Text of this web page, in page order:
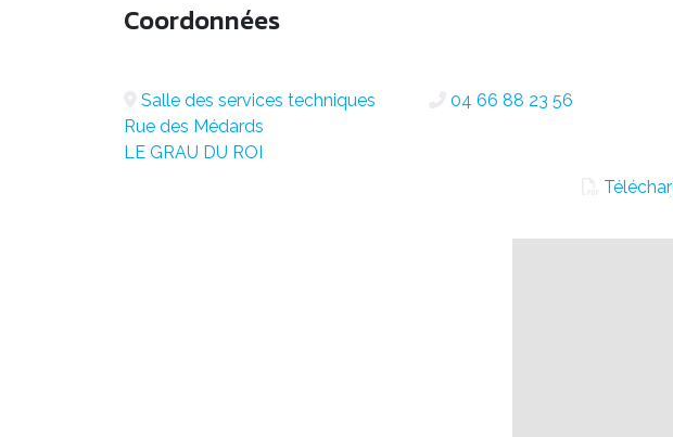
Coordonnées
Salle des services techniques
Rue des Médards
LE GRAU DU ROI
04 66 88 23 56